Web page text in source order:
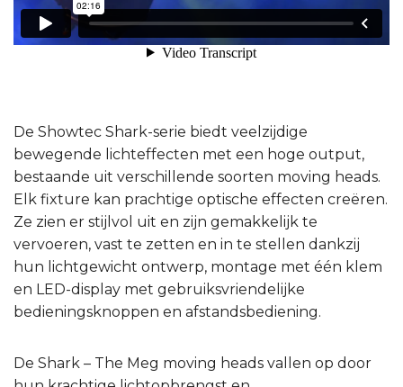
De Showtec Shark-serie biedt veelzijdige
bewegende lichteffecten met een hoge output,
bestaande uit verschillende soorten moving heads.
Elk fixture kan prachtige optische effecten creëren.
Ze zien er stijlvol uit en zijn gemakkelijk te
vervoeren, vast te zetten en in te stellen dankzij
hun lichtgewicht ontwerp, montage met één klem
en LED-display met gebruiksvriendelijke
bedieningsknoppen en afstandsbediening.
De Shark – The Meg moving heads vallen op door